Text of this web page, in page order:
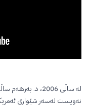
لە ساڵی 2006، د.
نەویست لەسەر شێوازی